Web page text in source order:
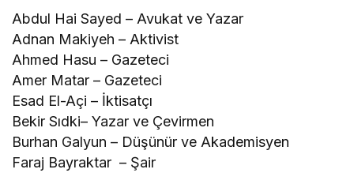
Abdul Hai Sayed – Avukat ve Yazar
Adnan Makiyeh – Aktivist
Ahmed Hasu – Gazeteci
Amer Matar – Gazeteci
Esad El-Açi – İktisatçı
Bekir Sıdki– Yazar ve Çevirmen
Burhan Galyun – Düşünür ve Akademisyen
Faraj Bayraktar – Şair